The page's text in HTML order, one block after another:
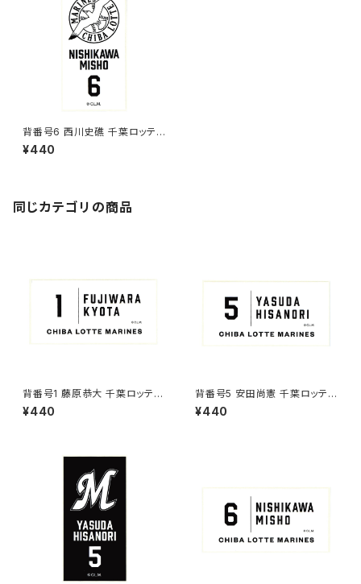
背番号6 西川史礁 千葉ロッテマ
リーンズ 選手ステッカー（ホワイ
トB)
¥440
同じカテゴリの商品
背番号1 藤原恭大 千葉ロッテマ
リーンズ 選手ステッカー（ホワイ
トC)
¥440
背番号5 安田尚憲 千葉ロッテマ
リーンズ 選手ステッカー（ホワイ
トC)
¥440